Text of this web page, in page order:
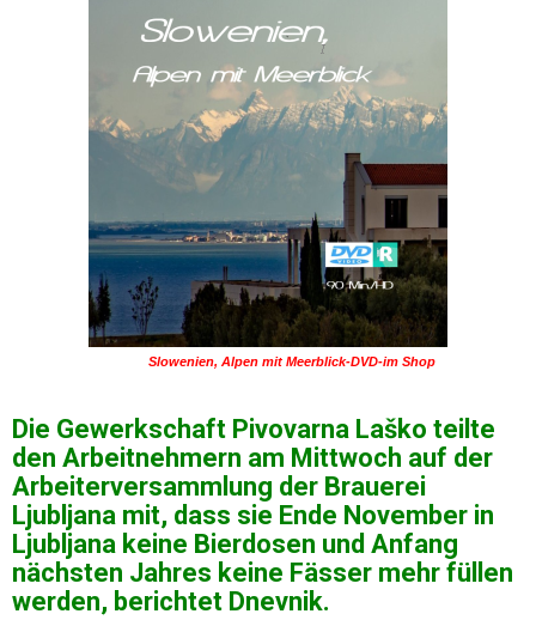
Slowenien, Alpen mit Meerblick-DVD-im Shop
Die Gewerkschaft Pivovarna Laško teilte
den Arbeitnehmern am Mittwoch auf der
Arbeiterversammlung der Brauerei
Ljubljana mit, dass sie Ende November in
Ljubljana keine Bierdosen und Anfang
nächsten Jahres keine Fässer mehr füllen
werden, berichtet Dnevnik.